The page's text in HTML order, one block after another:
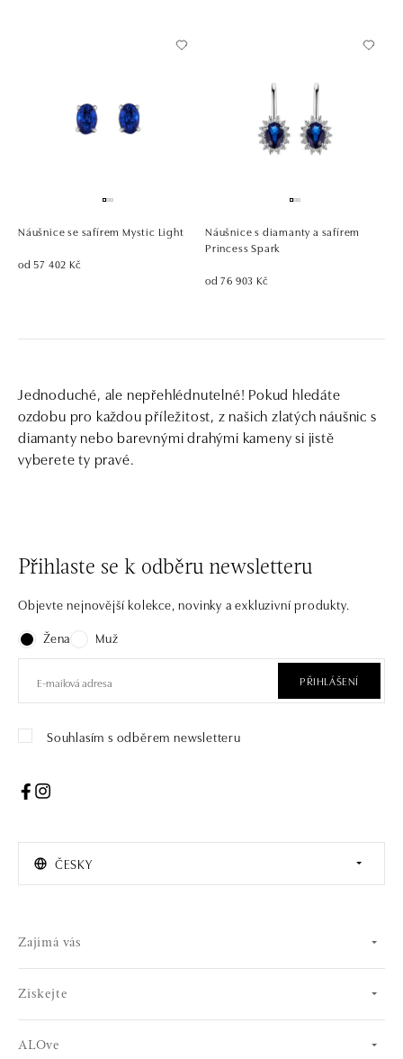
Náušnice se safírem Mystic Light
od 57 402 Kč
Náušnice s diamanty a safírem
Princess Spark
od 76 903 Kč
Jednoduché, ale nepřehlédnutelné! Pokud hledáte
ozdobu pro každou příležitost, z našich zlatých náušnic s
diamanty nebo barevnými drahými kameny si jistě
vyberete ty pravé.
Přihlaste se k odběru newsletteru
Objevte nejnovější kolekce, novinky a exkluzivní produkty.
Žena
Muž
PŘIHLÁŠENÍ
Souhlasím s odběrem newsletteru
ČESKY
Zajímá vás
Získejte
ALOve